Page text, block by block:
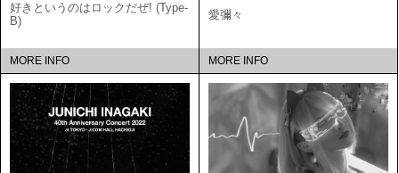
好きというのはロックだぜ! (Type-
B)
MORE INFO
愛彌々
MORE INFO